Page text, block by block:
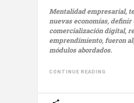
Mentalidad empresarial,
nuevas economías, definir
comercialización digital,
emprendimiento, fueron
módulos abordados.
CONTINUE READING